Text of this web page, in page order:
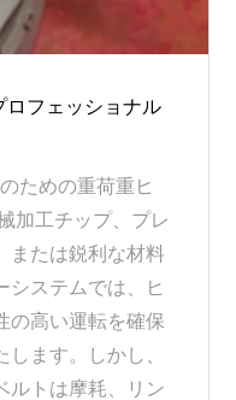
ロフェッショナル
ための重荷重ヒ
加工チップ、プレ
または鋭利な材料
システムでは、ヒ
の高い運転を確保
ます。しかし、
ルトは摩耗、リン